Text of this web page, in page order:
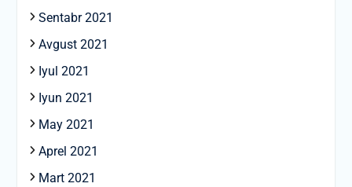
Sentabr 2021
Avgust 2021
Iyul 2021
Iyun 2021
May 2021
Aprel 2021
Mart 2021